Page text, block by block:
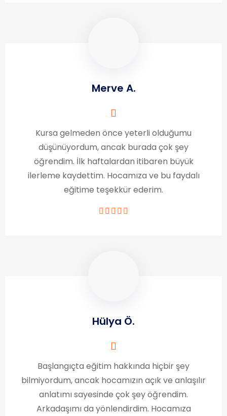
Merve A.
Kursa gelmeden önce yeterli olduğumu
düşünüyordum, ancak burada çok şey
öğrendim. İlk haftalardan itibaren büyük
ilerleme kaydettim. Hocamıza ve bu faydalı
eğitime teşekkür ederim.
Hülya Ö.
Başlangıçta eğitim hakkında hiçbir şey
bilmiyordum, ancak hocamızın açık ve anlaşılır
anlatımı sayesinde çok şey öğrendim.
Arkadaşımı da yönlendirdim. Hocamıza